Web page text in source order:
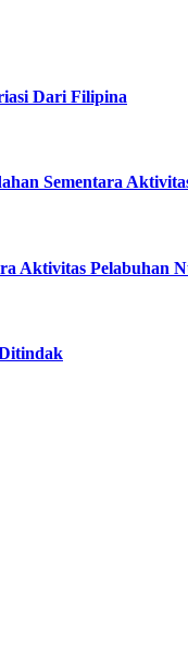
Dari Filipina
Sementara
Aktivitas Pelabuhan